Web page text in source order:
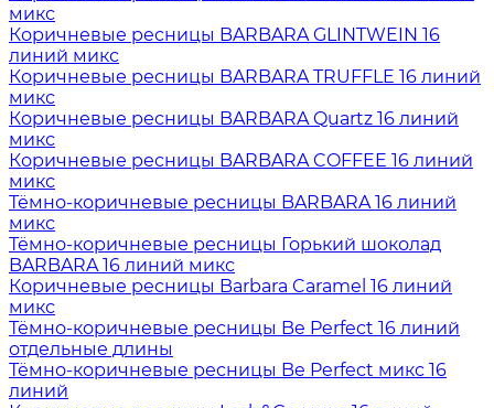
микс
Коричневые ресницы BARBARA GLINTWEIN 16
линий микс
Коричневые ресницы BARBARA TRUFFLE 16 линий
микс
Коричневые ресницы BARBARA Quartz 16 линий
микс
Коричневые ресницы BARBARA COFFEE 16 линий
микс
Тёмно-коричневые ресницы BARBARA 16 линий
микс
Тёмно-коричневые ресницы Горький шоколад
BARBARA 16 линий микс
Коричневые ресницы Barbara Caramel 16 линий
микс
Тёмно-коричневые ресницы Be Perfect 16 линий
отдельные длины
Тёмно-коричневые ресницы Be Perfect микс 16
линий